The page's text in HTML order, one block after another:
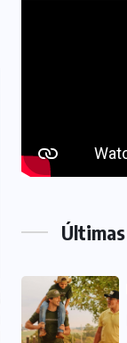
Últimas